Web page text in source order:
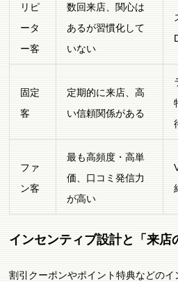
リピ
ータ
ー客
数回来店、関心は
あるが習慣化して
いない
固定
客
定期的に来店、高
い信頼関係がある
ファ
ン客
最も高頻度・高単
価、口コミ発信力
が高い
インセンティブ設計と「来店
割引クーポンやポイント特典などの